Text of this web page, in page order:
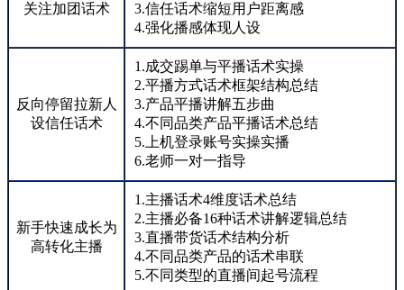
关注加团话术
3.信任话术缩短用户距离感
4.强化播感体现人设
反向停留拉新人
设信任话术
1.成交踢单与平播话术实操
2.平播方式话术框架结构总结
3.产品平播讲解五步曲
4.不同品类产品平播话术总结
5.上机登录账号实操实播
6.老师一对一指导
新手快速成长为
高转化主播
1.主播话术4维度话术总结
2.主播必备16种话术讲解逻辑总结
3.直播带货话术结构分析
4.不同品类产品的话术串联
5.不同类型的直播间起号流程